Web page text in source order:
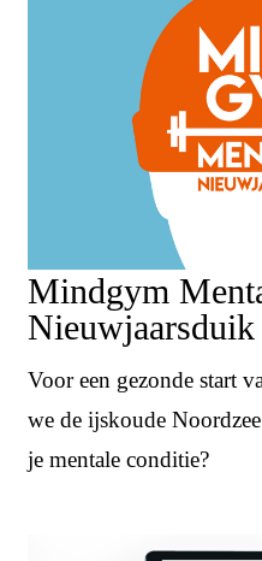
Mindgym
Nieuwjaarsduik
Voor een gezonde start
we de ijskoude
je mentale conditie?